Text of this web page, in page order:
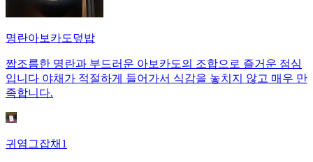
명란아보카도덮밥
짭조름한 명란과 부드러운 아보카도의 조합으로 즐거운 점심
입니다 야채가 적절하게 들어가서 식감을 놓치지 않고 매우 만
족합니다.
귀염그잡채1